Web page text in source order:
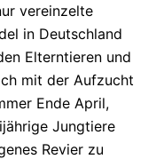
vereinzelte
in Deutschland
Elterntieren und
mit der Aufzucht
Ende April,
Jungtiere
Revier zu